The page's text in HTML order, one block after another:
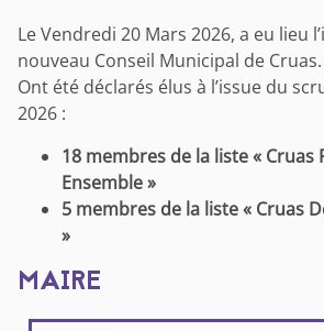
Le Vendredi 20 Mars 2026, a eu lieu
nouveau Conseil Municipal de Cruas.
Ont été déclarés élus à l’issue du
2026 :
18 membres de la liste « Cruas
Ensemble »
5 membres de la liste « Cruas
»
MAIRE